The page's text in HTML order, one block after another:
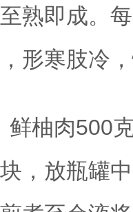
熟即成。
形寒肢冷
鲜柚肉500
，放瓶罐